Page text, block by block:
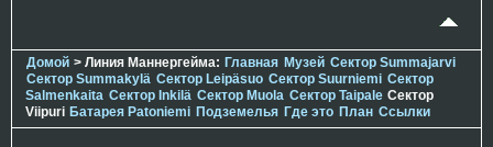
Домой > Линия Маннергейма: Главная Музей Сектор Summajarvi
Сектор Summakylä Сектор Leipäsuo Сектор Suurniemi Сектор
Salmenkaita Сектор Inkilä Сектор Muola Сектор Taipale Сектор
Viipuri Батарея Patoniemi Подземелья Где это План Ссылки